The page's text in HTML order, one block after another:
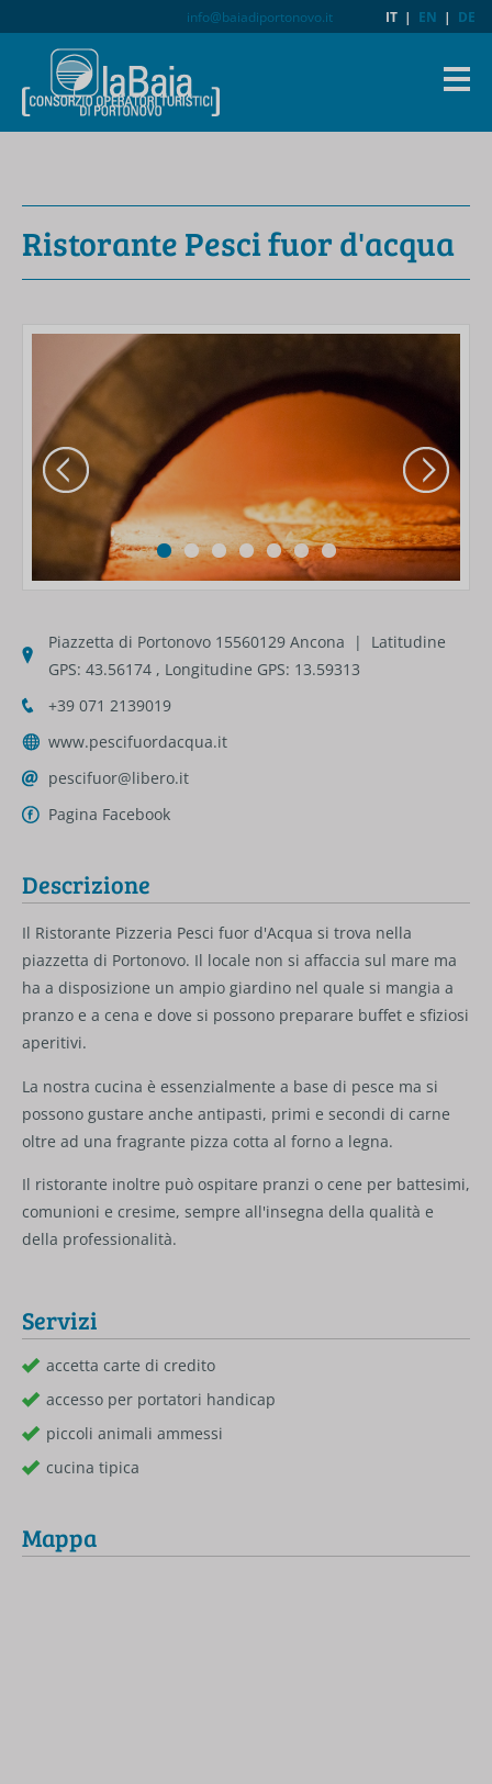
info@baiadiportonovo.it IT | EN | DE
Ristorante Pesci fuor d'acqua
Piazzetta di Portonovo 15560129 Ancona | Latitudine
GPS: 43.56174 , Longitudine GPS: 13.59313
+39 071 2139019
www.pescifuordacqua.it
pescifuor@libero.it
Pagina Facebook
Descrizione
Il Ristorante Pizzeria Pesci fuor d'Acqua si trova nella
piazzetta di Portonovo. Il locale non si affaccia sul mare ma
ha a disposizione un ampio giardino nel quale si mangia a
pranzo e a cena e dove si possono preparare buffet e sfiziosi
aperitivi.
La nostra cucina è essenzialmente a base di pesce ma si
possono gustare anche antipasti, primi e secondi di carne
oltre ad una fragrante pizza cotta al forno a legna.
Il ristorante inoltre può ospitare pranzi o cene per battesimi,
comunioni e cresime, sempre all'insegna della qualità e
della professionalità.
Servizi
accetta carte di credito
accesso per portatori handicap
piccoli animali ammessi
cucina tipica
Mappa